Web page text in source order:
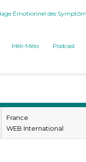
Émotionnel des
Méli-Mélo Podcast
France
WEB International